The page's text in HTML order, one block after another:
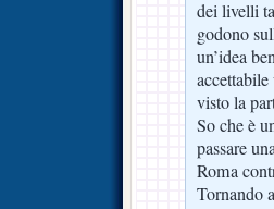
dei livelli
godono
un’idea
visto la
So che è
passare
Roma
Tornando